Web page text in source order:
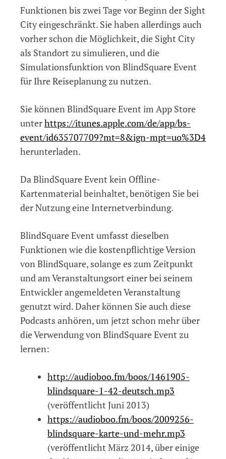
Funktionen bis zwei Tage vor Beginn der Sight
City eingeschränkt. Sie haben allerdings auch
vorher schon die Möglichkeit, die Sight City
als Standort zu simulieren, und die
Simulationsfunktion von BlindSquare Event
für Ihre Reiseplanung zu nutzen.
Sie können BlindSquare Event im App Store
unterhttps://itunes.apple.com/de/app/bs-
event/id635707709?mt=8&ign-mpt=uo%3D4
herunterladen.
Da BlindSquare Event kein Offline-
Kartenmaterial beinhaltet, benötigen Sie bei
der Nutzung eine Internetverbindung.
BlindSquare Event umfasst dieselben
Funktionen wie die kostenpflichtige Version
von BlindSquare, solange es zum Zeitpunkt
und am Veranstaltungsort einer bei seinem
Entwickler angemeldeten Veranstaltung
genutzt wird. Daher können Sie auch diese
Podcasts anhören, um jetzt schon mehr über
die Verwendung von BlindSquare Event zu
lernen:
http://audioboo.fm/boos/1461905-
blindsquare-1-42-deutsch.mp3
(veröffentlicht Juni 2013)
https://audioboo.fm/boos/2009256-
blindsquare-karte-und-mehr.mp3
(veröffentlicht März 2014, über einige